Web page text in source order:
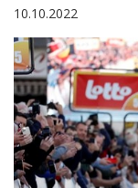
10.10.2022